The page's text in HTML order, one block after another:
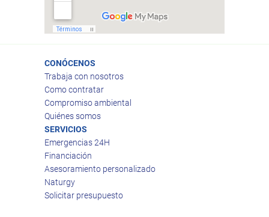
CONÓCENOS
Trabaja con nosotros
Como contratar
Compromiso ambiental
Quiénes somos
SERVICIOS
Emergencias 24H
Financiación
Asesoramiento personalizado
Naturgy
Solicitar presupuesto